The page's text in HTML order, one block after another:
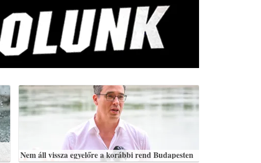
Nem áll vissza egyelőre a korábbi rend Budapesten